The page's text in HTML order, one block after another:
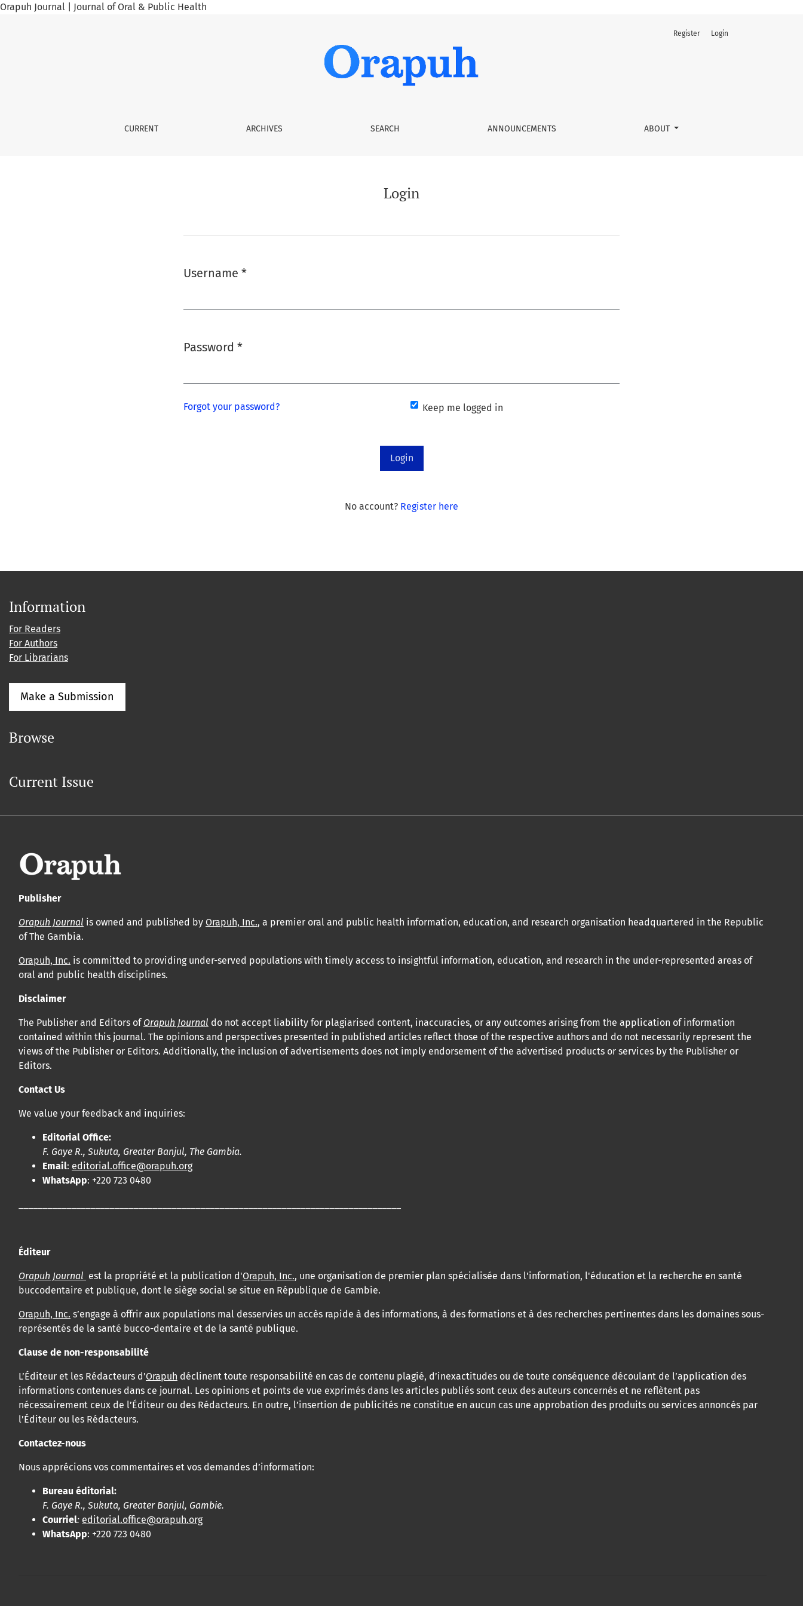
Orapuh Journal | Journal of Oral & Public Health
CURRENT ARCHIVES SEARCH ANNOUNCEMENTS ABOUT
Register Login
Login
Username *
Password *
Forgot your password? Keep me logged in
Login
No account? Register here
Information
For Readers
For Authors
For Librarians
Make a Submission
Browse
Current Issue
Publisher
Orapuh Journal is owned and published by Orapuh, Inc., a premier oral and public health information, education, and research organisation headquartered in the Republic
of The Gambia.
Orapuh, Inc. is committed to providing under-served populations with timely access to insightful information, education, and research in the under-represented areas of
oral and public health disciplines.
Disclaimer
The Publisher and Editors ofOrapuh Journal do not accept liability for plagiarised content, inaccuracies, or any outcomes arising from the application of information
contained within this journal. The opinions and perspectives presented in published articles reflect those of the respective authors and do not necessarily represent the
views of the Publisher or Editors. Additionally, the inclusion of advertisements does not imply endorsement of the advertised products or services by the Publisher or
Editors.
Contact Us
We value your feedback and inquiries:
Editorial Office:
F. Gaye R., Sukuta, Greater Banjul, The Gambia.
Email: editorial.office@orapuh.org
WhatsApp: +220 723 0480
Éditeur
Orapuh Journal est la propriété et la publication d'Orapuh, Inc., une organisation de premier plan spécialisée dans l'information, l'éducation et la recherche en santé
buccodentaire et publique, dont le siège social se situe en République de Gambie.
Orapuh, Inc. s’engage à offrir aux populations mal desservies un accès rapide à des informations, à des formations et à des recherches pertinentes dans les domaines sous-
représentés de la santé bucco-dentaire et de la santé publique.
Clause de non-responsabilité
L’Éditeur et les Rédacteurs d’Orapuh déclinent toute responsabilité en cas de contenu plagié, d’inexactitudes ou de toute conséquence découlant de l’application des
informations contenues dans ce journal. Les opinions et points de vue exprimés dans les articles publiés sont ceux des auteurs concernés et ne reflètent pas
nécessairement ceux de l’Éditeur ou des Rédacteurs. En outre, l’insertion de publicités ne constitue en aucun cas une approbation des produits ou services annoncés par
l’Éditeur ou les Rédacteurs.
Contactez-nous
Nous apprécions vos commentaires et vos demandes d’information:
Bureau éditorial:
F. Gaye R., Sukuta, Greater Banjul, Gambie.
Courriel: editorial.office@orapuh.org
WhatsApp: +220 723 0480